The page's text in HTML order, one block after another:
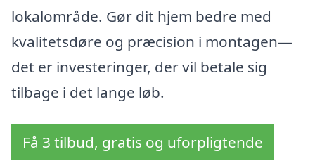
lokalområde. Gør dit hjem bedre med
kvalitetsdøre og præcision i montagen—
det er investeringer, der vil betale sig
tilbage i det lange løb.
Få 3 tilbud, gratis og uforpligtende